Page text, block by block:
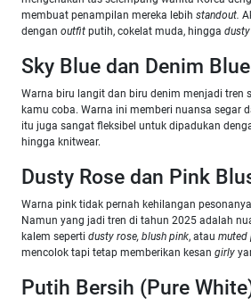
membuat penampilan mereka lebih standout.
dengan outfit putih, cokelat muda, hingga
Sky Blue dan Denim Blue
Warna biru langit dan biru denim menjadi tren
kamu coba. Warna ini memberi nuansa segar
itu juga sangat fleksibel untuk dipadukan
hingga knitwear.
Dusty Rose dan Pink
Warna pink tidak pernah kehilangan
Namun yang jadi tren di tahun 2025 adalah
kalem seperti dusty rose, blush pink, atau muted
mencolok tapi tetap memberikan kesan girly
Putih Bersih (Pure